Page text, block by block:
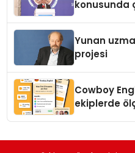
konusunda
Yunan
projesi
Cowboy
ekiplerde